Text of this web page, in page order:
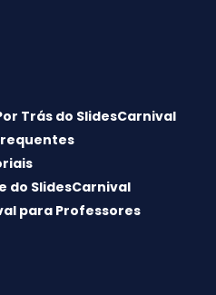
Trás do SlidesCarnival
do SlidesCarnival
para Professores